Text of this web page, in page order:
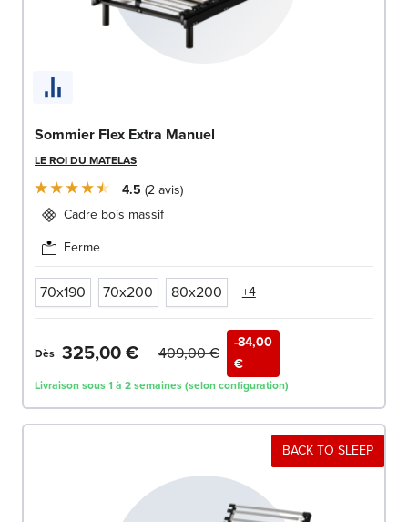
Sommier Flex Extra Manuel
LE ROI DU MATELAS
4.5 2avis
Cadre bois massif
Ferme
70x190 70x200 80x200 +4
Dès 325,00 €
-84,00
€
409,00 €
Livraison sous 1 à 2 semaines (selon configuration)
BACK TO SLEEP